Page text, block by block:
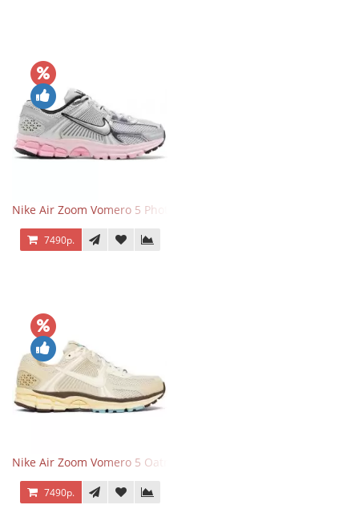
Nike Air Zoom Vomero 5 Photon Dust Pink Foam
7490р.
Nike Air Zoom Vomero 5 Oatmeal
7490р.